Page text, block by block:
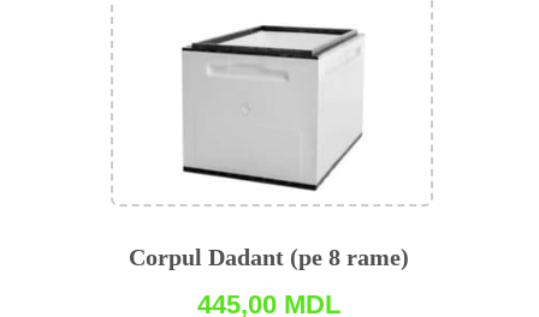
Corpul Dadant (pe 8 rame)
445,00 MDL